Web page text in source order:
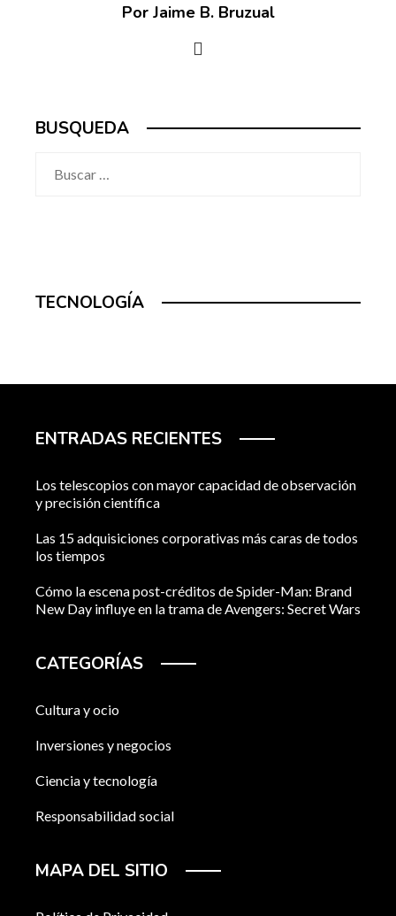
Por Jaime B. Bruzual
BUSQUEDA
TECNOLOGÍA
ENTRADAS RECIENTES
Los telescopios con mayor capacidad de observación
y precisión científica
Las 15 adquisiciones corporativas más caras de todos
los tiempos
Cómo la escena post-créditos de Spider-Man: Brand
New Day influye en la trama de Avengers: Secret Wars
CATEGORÍAS
Cultura y ocio
Inversiones y negocios
Ciencia y tecnología
Responsabilidad social
MAPA DEL SITIO